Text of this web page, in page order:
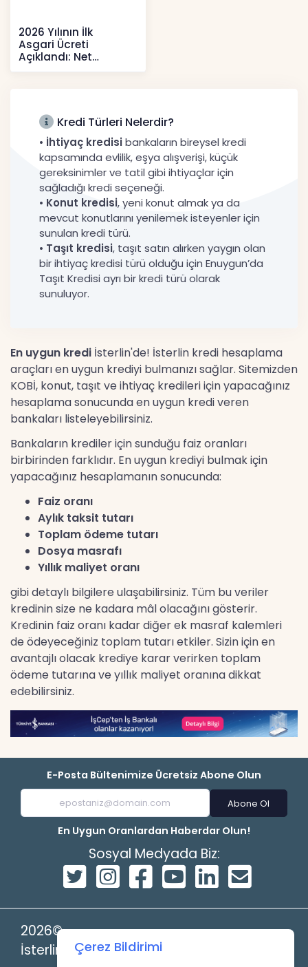
2026 Yılının İlk
Asgari Ücreti
Açıklandı: Net
52.738 TL, Ek Destek
Kredi Türleri Nelerdir?
• İhtiyaç kredisibankaların bireysel kredi
kapsamında evlilik, eşya alışverişi, küçük
gereksinimler ve tatil gibi ihtiyaçlar için
sağladığı kredi seçeneği.
• Konut kredisi, yeni konut almak ya da
mevcut konutlarını yenilemek isteyenler için
sunulan kredi türü.
• Taşıt kredisi, taşıt satın alırken yaygın olan
bir ihtiyaç kredisi türü olduğu için Enuygun’da
Taşıt Kredisi ayrı bir kredi türü olarak
sunuluyor.
En uygun kredi İsterlin'de! İsterlin kredi hesaplama
araçları en uygun krediyi bulmanızı sağlar. Sitemizden
KOBİ, konut, taşıt ve ihtiyaç kredileri için yapacağınız
hesaplama sonucunda en uygun kredi veren
bankaları listeleyebilirsiniz.
Bankaların krediler için sunduğu faiz oranları
birbirinden farklıdır. En uygun krediyi bulmak için
yapacağınız hesaplamanın sonucunda:
Faiz oranı
Aylık taksit tutarı
Toplam ödeme tutarı
Dosya masrafı
Yıllık maliyet oranı
gibi detaylı bilgilere ulaşabilirsiniz. Tüm bu veriler
kredinin size ne kadara mâl olacağını gösterir.
Kredinin faiz oranı kadar diğer ek masraf kalemleri
de ödeyeceğiniz toplam tutarı etkiler. Sizin için en
avantajlı olacak krediye karar verirken toplam
ödeme tutarına ve yıllık maliyet oranına dikkat
edebilirsiniz.
E-Posta Bültenimize Ücretsiz Abone Olun
Abone Ol
En Uygun Oranlardan Haberdar Olun!
Sosyal Medyada Biz:
2026©
İsterlin
Çerez Bildirimi